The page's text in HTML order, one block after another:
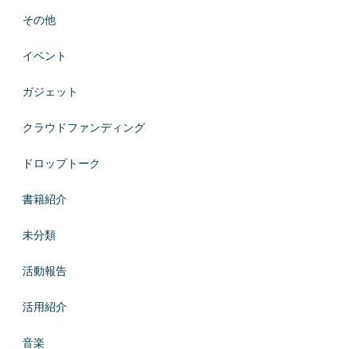
その他
イベント
ガジェット
クラウドファンディング
ドロップトーク
書籍紹介
未分類
活動報告
活用紹介
音楽